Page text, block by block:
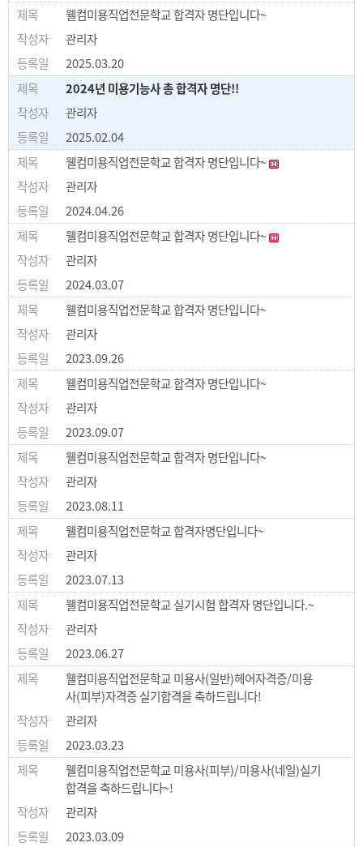
웰컴미용직업전문학교 합격자 명단입니다~
관리자
2025.03.20
2024년 미용기능사 총 합격자 명단!!
관리자
2025.02.04
웰컴미용직업전문학교 합격자 명단입니다~
관리자
2024.04.26
웰컴미용직업전문학교 합격자 명단입니다~
관리자
2024.03.07
웰컴미용직업전문학교 합격자 명단입니다~
관리자
2023.09.26
웰컴미용직업전문학교 합격자 명단입니다~
관리자
2023.09.07
웰컴미용직업전문학교 합격자 명단입니다~
관리자
2023.08.11
웰컴미용직업전문학교 합격자명단입니다~
관리자
2023.07.13
웰컴미용직업전문학교 실기시험 합격자 명단입니다.~
관리자
2023.06.27
웰컴미용직업전문학교 미용사(일반)헤어자격증/미용
사(피부)자격증 실기합격을 축하드립니다!
관리자
2023.03.23
웰컴미용직업전문학교 미용사(피부)/미용사(네일)실기
합격을 축하드립니다~!
관리자
2023.03.09